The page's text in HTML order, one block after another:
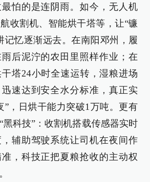
怕的是连阴雨。如今，无人机
收割机、智能烘干塔等，让“镰
记忆逐渐远去。在南阳邓州，履
后泥泞的农田里照样作业；在
塔24小时全速运转，湿粮进场
速达到安全水分标准，真正实
”，日烘干能力突破1万吨。更有
黑科技”：收割机搭载传感器实时
辅助驾驶系统让司机在夜间作
，科技正把夏粮抢收的主动权